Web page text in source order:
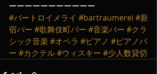
ーーーーーーーーーーー
#バートロイメライ #bartraumerei #新
宿バー #歌舞伎町バー #音楽バー #クラ
シック音楽 #オペラ #ピアノ #ピアノバ
ー #カクテル#ウィスキー #少人数貸切